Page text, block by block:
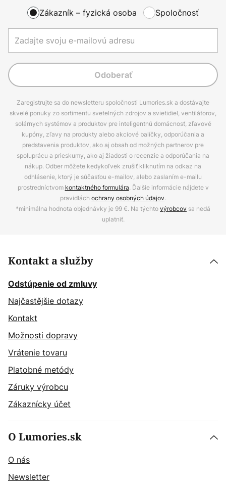
Zákazník – fyzická osoba Spoločnosť
Odoberať
Zaregistrujte sa do newsletteru spoločnosti Lumories.sk a dostávajte
skvelé ponuky zo sortimentu svetelných zdrojov a svietidiel, ventilátorov,
solárnych systémov a produktov pre inteligentnú domácnosť, zľavové
kupóny, zľavy na produkty alebo akciové balíčky, odporúčania a
predstavenia produktov, ako aj obsah od možných partnerov pre
spoluprácu a prieskumy, ako aj žiadosti o recenzie a odporúčania na
nákup. Odber môžete kedykoľvek zrušiť kliknutím na odkaz na
odhlásenie, ktorý je súčasťou e-mailov, alebo zaslaním e-mailu
prostredníctvom kontaktného formulára. Ďalšie informácie nájdete v
pravidlách ochrany osobných údajov.
*minimálna hodnota objednávky je 99 €. Na týchtovýrobcov sa nedá
uplatniť.
Kontakt a služby
Odstúpenie od zmluvy
Najčastějšie dotazy
Kontakt
Možnosti dopravy
Vrátenie tovaru
Platobné metódy
Záruky výrobcu
Zákaznícky účet
O Lumories.sk
O nás
Newsletter